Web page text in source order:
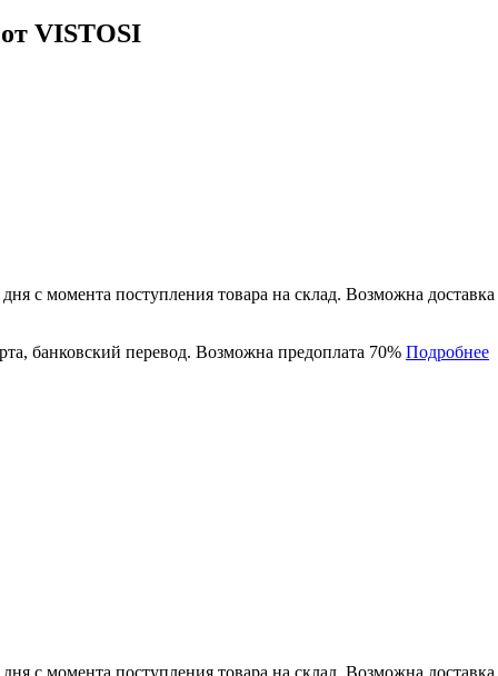
VISTOSI
с момента поступления товара на склад. Возможна
банковский перевод. Возможна предоплата 70% Подробнее
с момента поступления товара на склад. Возможна